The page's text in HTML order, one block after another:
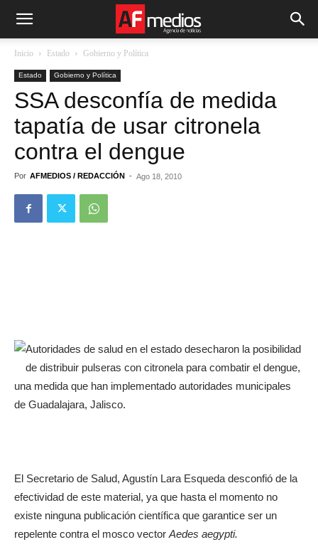
Inicio Estado Gobierno y Política
Estado Gobierno y Política
SSA desconfía de medida
tapatía de usar citronela
contra el dengue
Por AFMEDIOS / REDACCIÓN - Ago 18, 2010
Autoridades de salud en el estado desecharon la posibilidad
de distribuir pulseras con citronela para combatir el dengue,
una medida que han implementado autoridades municipales
de Guadalajara, Jalisco.
El Secretario de Salud, Agustín Lara Esqueda desconfió de la
efectividad de este material, ya que hasta el momento no
existe ninguna publicación científica que garantice ser un
repelente contra el mosco vector Aedes aegypti.